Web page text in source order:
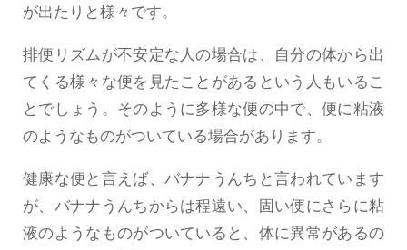
が出たりと様々です。
排便リズムが不安定な人の場合は、自分の体から出
てくる様々な便を見たことがあるという人もいるこ
とでしょう。そのように多様な便の中で、便に粘液
のようなものがついている場合があります。
健康な便と言えば、バナナうんちと言われています
が、バナナうんちからは程遠い、固い便にさらに粘
液のようなものがついていると、体に異常があるの